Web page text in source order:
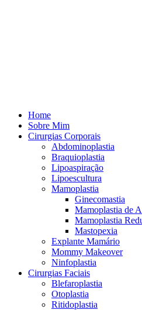
Home
Sobre Mim
Cirurgias Corporais
Abdominoplastia
Braquioplastia
Lipoaspiração
Lipoescultura
Mamoplastia
Ginecomastia
Mamoplastia de
Mamoplastia
Mastopexia
Explante Mamário
Mommy Makeover
Ninfoplastia
Cirurgias Faciais
Blefaroplastia
Otoplastia
Ritidoplastia